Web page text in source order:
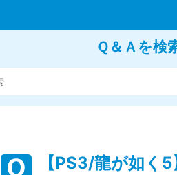
Ｑ＆Ａを検
【PS3/龍が如く